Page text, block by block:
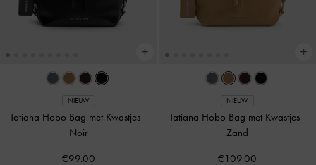
NIEUW
Tatiana Hobo Bag met Kwastjes -
Noir
€99.00
NIEUW
Tatiana Hobo Bag met Kwastjes -
Zand
€109.00